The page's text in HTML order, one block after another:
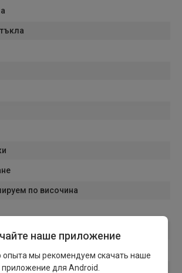
по височина
наше приложение
опыта мы рекомендуем скачать наше
приложение для Android.